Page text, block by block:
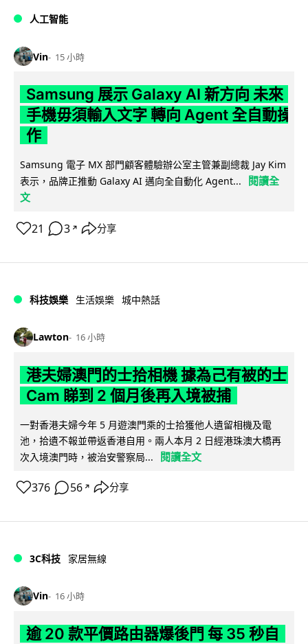
人工智能
Vin 15 小時
Samsung 展示 Galaxy AI 新方向 未來
手機毋須輸入文字 轉向 Agent 全自動操
作
Samsung 電子 MX 部門顧客體驗辦公室主管兼副總裁 Jay Kim
表示，品牌正推動 Galaxy AI 邁向全自動化 Agent...
閱讀全
文
21 3 ↗ 分享
科技娛樂 生活娛樂 城中熱話
Lawton 16 小時
港夫婦澳門的士拾相機 據為己有被的士
Cam 睇到 2 個月後再入境被捕
一對香港夫婦今年 5 月遊澳門乘的士拾獲他人遺留相機及電
池，拾遺不報並帶返香港自用。兩人本月 2 日經港珠澳大橋再
次入境澳門時，被治安警察局...
閱讀全文
376 56 ↗ 分享
3C科技 家居無線
Vin 16 小時
逾 20 款平價路由器爆後門 每 35 秒自